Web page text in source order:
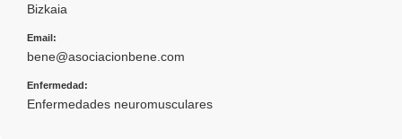
Bizkaia
Email:
bene@asociacionbene.com
Enfermedad:
Enfermedades neuromusculares